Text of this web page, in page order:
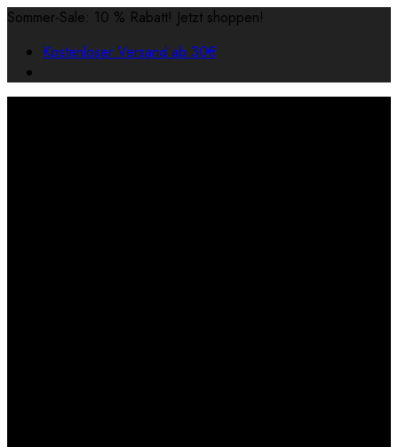
Sommer-Sale: 10 % Rabatt! Jetzt shoppen!
Kostenloser Versand ab 30€